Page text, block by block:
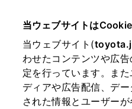
当ウェブサイトは
当ウェブサイト(
わせたコンテンツや広
定を行っています。ま
ディアや広告配信、デ
された情報とユーザー
サポート トピックス